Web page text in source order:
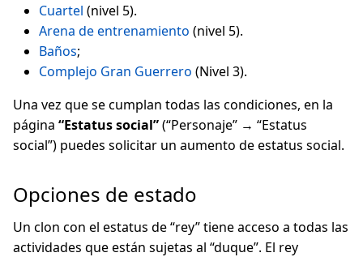
Cuartel (nivel 5).
Arena de entrenamiento (nivel 5).
Baños;
Complejo Gran Guerrero (Nivel 3).
Una vez que se cumplan todas las condiciones, en la
página “Estatus social”(“Personaje” → “Estatus
social”) puedes solicitar un aumento de estatus social.
Opciones de estado
Un clon con el estatus de “rey” tiene acceso a todas las
actividades que están sujetas al “duque”. El rey